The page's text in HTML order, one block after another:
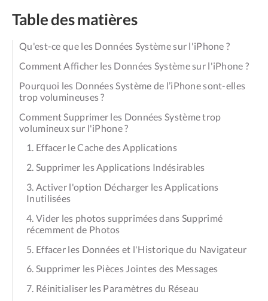
Table des matières
Qu'est-ce que les Données Système sur l'iPhone ?
Comment Afficher les Données Système sur l'iPhone ?
Pourquoi les Données Système de l’iPhone sont-elles
trop volumineuses ?
Comment Supprimer les Données Système trop
volumineux sur l'iPhone ?
1. Effacer le Cache des Applications
2. Supprimer les Applications Indésirables
3. Activer l'option Décharger les Applications
Inutilisées
4. Vider les photos supprimées dans Supprimé
récemment de Photos
5. Effacer les Données et l'Historique du Navigateur
6. Supprimer les Pièces Jointes des Messages
7. Réinitialiser les Paramètres du Réseau